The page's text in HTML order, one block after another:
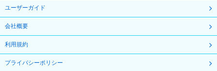
ユーザーガイド
会社概要
利用規約
プライバシーポリシー